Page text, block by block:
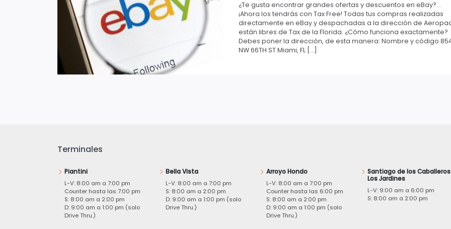
¿Te gusta encontrar grandes ofertas y descuentos en eBay?…
¡Ahora los tendrás con Tax Free! Todas tus compras realizadas
directamente en eBay y despachadas a la dirección de
están libres de Tax de la Florida. ¿Cómo funciona exactamente?
Debes poner la dirección, de esta manera: Nombre y código
NW 66TH ST Miami, FL […]
Terminales
Piantini
L-V: 8:00 am a 7:00 pm
Counter hasta las 7:00 pm
S: 8:00 am a 2:00 pm
D: 9:00 am a 1:00 pm (solo
Drive Thru.)
Bella Vista
L-V: 8:00 am a 7:00 pm
S: 8:00 am a 2:00 pm
D: 9:00 am a 1:00 pm (solo
Drive Thru.)
Arroyo Hondo
L-V: 8:00 am a 7:00 pm
Counter hasta las 6:00 pm
S: 8:00 am a 2:00 pm
D: 9:00 am a 1:00 pm (solo
Drive Thru.)
Santiago de los
Los Jardines
L-V: 9:00 am a 6:00 pm
S: 8:00 am a 2:00 pm